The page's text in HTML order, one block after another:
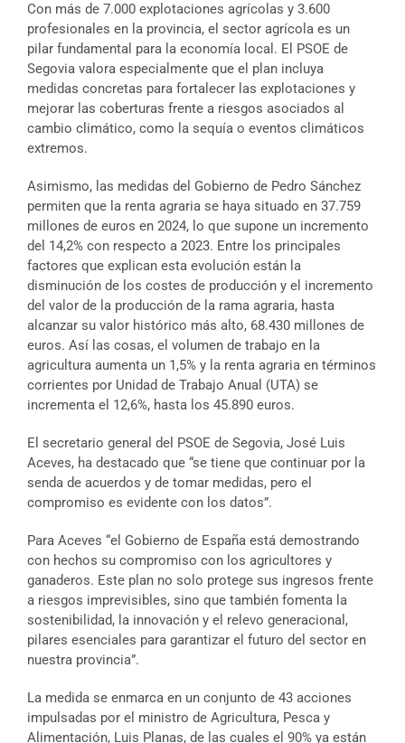
Con más de 7.000 explotaciones agrícolas y 3.600
profesionales en la provincia, el sector agrícola es un
pilar fundamental para la economía local. El PSOE de
Segovia valora especialmente que el plan incluya
medidas concretas para fortalecer las explotaciones y
mejorar las coberturas frente a riesgos asociados al
cambio climático, como la sequía o eventos climáticos
extremos.
Asimismo, las medidas del Gobierno de Pedro Sánchez
permiten que la renta agraria se haya situado en 37.759
millones de euros en 2024, lo que supone un incremento
del 14,2% con respecto a 2023. Entre los principales
factores que explican esta evolución están la
disminución de los costes de producción y el incremento
del valor de la producción de la rama agraria, hasta
alcanzar su valor histórico más alto, 68.430 millones de
euros. Así las cosas, el volumen de trabajo en la
agricultura aumenta un 1,5% y la renta agraria en términos
corrientes por Unidad de Trabajo Anual (UTA) se
incrementa el 12,6%, hasta los 45.890 euros.
El secretario general del PSOE de Segovia, José Luis
Aceves, ha destacado que “se tiene que continuar por la
senda de acuerdos y de tomar medidas, pero el
compromiso es evidente con los datos”.
Para Aceves “el Gobierno de España está demostrando
con hechos su compromiso con los agricultores y
ganaderos. Este plan no solo protege sus ingresos frente
a riesgos imprevisibles, sino que también fomenta la
sostenibilidad, la innovación y el relevo generacional,
pilares esenciales para garantizar el futuro del sector en
nuestra provincia”.
La medida se enmarca en un conjunto de 43 acciones
impulsadas por el ministro de Agricultura, Pesca y
Alimentación, Luis Planas, de las cuales el 90% ya están